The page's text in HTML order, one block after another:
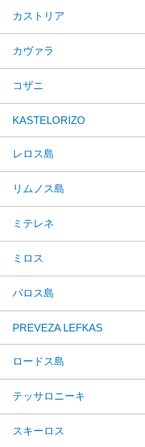
カストリア
カヴァラ
コザニ
KASTELORIZO
レロス島
リムノス島
ミテレネ
ミロス
パロス島
PREVEZA LEFKAS
ロードス島
テッサロニーキ
スキーロス